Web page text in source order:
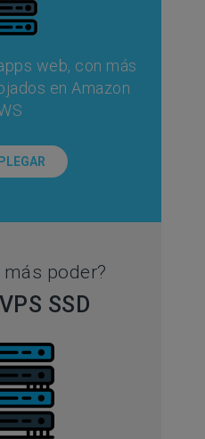
web, con más
en Amazon
poder?
SSD